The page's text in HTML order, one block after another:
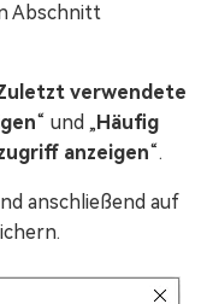
Abschnitt
verwendete
“ und „Häufig
anzeigen“.
anschließend auf